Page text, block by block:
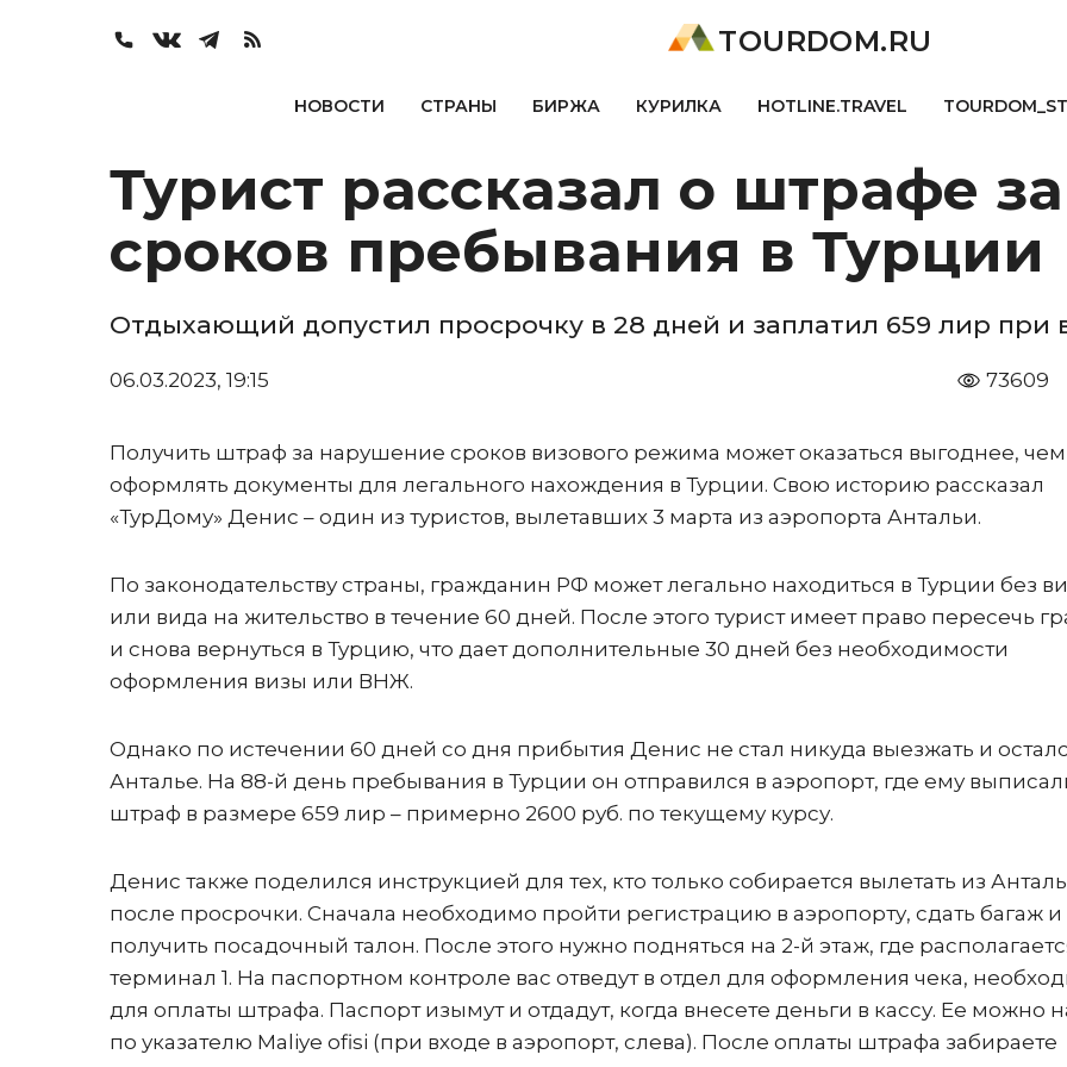
TOURDOM.RU
НОВОСТИ СТРАНЫ БИРЖА КУРИЛКА HOTLINE.TRAVEL
Турист рассказал о штрафе
сроков пребывания в Турции
Отдыхающий допустил просрочку в 28 дней и заплатил 659 лир при
06.03.2023, 19:15 73609
Получить штраф за нарушение сроков визового режима может оказаться выгоднее, чем
оформлять документы для легального нахождения в Турции. Свою историю рассказал
«ТурДому» Денис – один из туристов, вылетавших 3 марта из аэропорта Антальи.
По законодательству страны, гражданин РФ может легально находиться в Турции без
или вида на жительство в течение 60 дней. После этого турист имеет право пересечь
и снова вернуться в Турцию, что дает дополнительные 30 дней без необходимости
оформления визы или ВНЖ.
Однако по истечении 60 дней со дня прибытия Денис не стал никуда выезжать и
Анталье. На 88-й день пребывания в Турции он отправился в аэропорт, где ему
штраф в размере 659 лир – примерно 2600 руб. по текущему курсу.
Денис также поделился инструкцией для тех, кто только собирается вылетать из
после просрочки. Сначала необходимо пройти регистрацию в аэропорту, сдать багаж и
получить посадочный талон. После этого нужно подняться на 2-й этаж, где
терминал 1. На паспортном контроле вас отведут в отдел для оформления чека,
для оплаты штрафа. Паспорт изымут и отдадут, когда внесете деньги в кассу. Ее можно
по указателю Maliye ofisi (при входе в аэропорт, слева). После оплаты штрафа забираете